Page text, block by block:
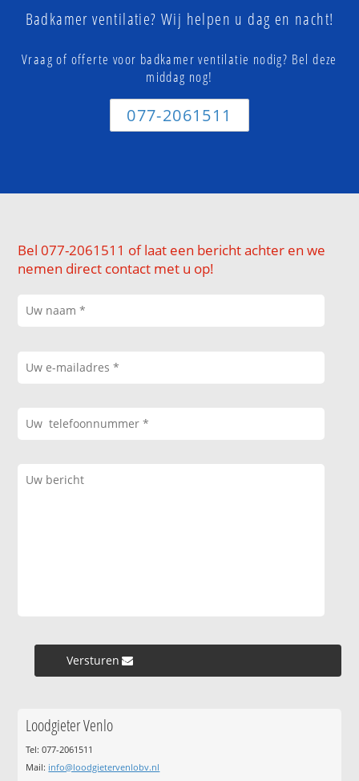
Badkamer ventilatie? Wij helpen u dag en nacht!
Vraag of offerte voor badkamer ventilatie nodig? Bel deze
middag nog!
077-2061511
Bel 077-2061511 of laat een bericht achter en we
nemen direct contact met u op!
Versturen »
Loodgieter Venlo
Tel: 077-2061511
Mail: info@loodgietervenlobv.nl